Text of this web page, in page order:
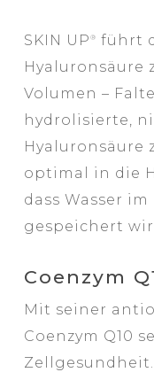
SKIN UP® führt
Hyaluronsäure
Volumen –
hydrolisierte,
Hyaluronsäure
optimal in die
dass Wasser
gespeichert
Coenzym
Mit seiner
Coenzym Q10